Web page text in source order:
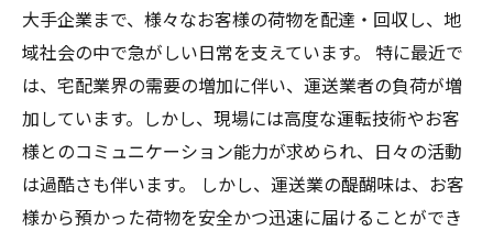
大手企業まで、様々なお客様の荷物を配達・回収し、地
域社会の中で急がしい日常を支えています。 特に最近で
は、宅配業界の需要の増加に伴い、運送業者の負荷が増
加しています。しかし、現場には高度な運転技術やお客
様とのコミュニケーション能力が求められ、日々の活動
は過酷さも伴います。 しかし、運送業の醍醐味は、お客
様から預かった荷物を安全かつ迅速に届けることができ